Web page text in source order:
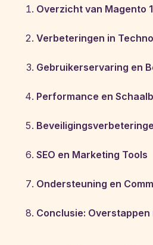
Overzicht van Magento
Verbeteringen in
Gebruikerservaring en
Performance en
SEO en Marketing Tools
Ondersteuning en
Conclusie: